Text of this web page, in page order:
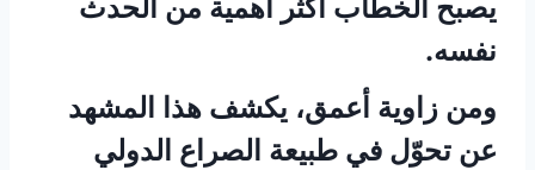
يصبح الخطاب أكثر أهمية من الحدث
نفسه.
ومن زاوية أعمق، يكشف هذا المشهد
عن تحوّل في طبيعة الصراع الدولي